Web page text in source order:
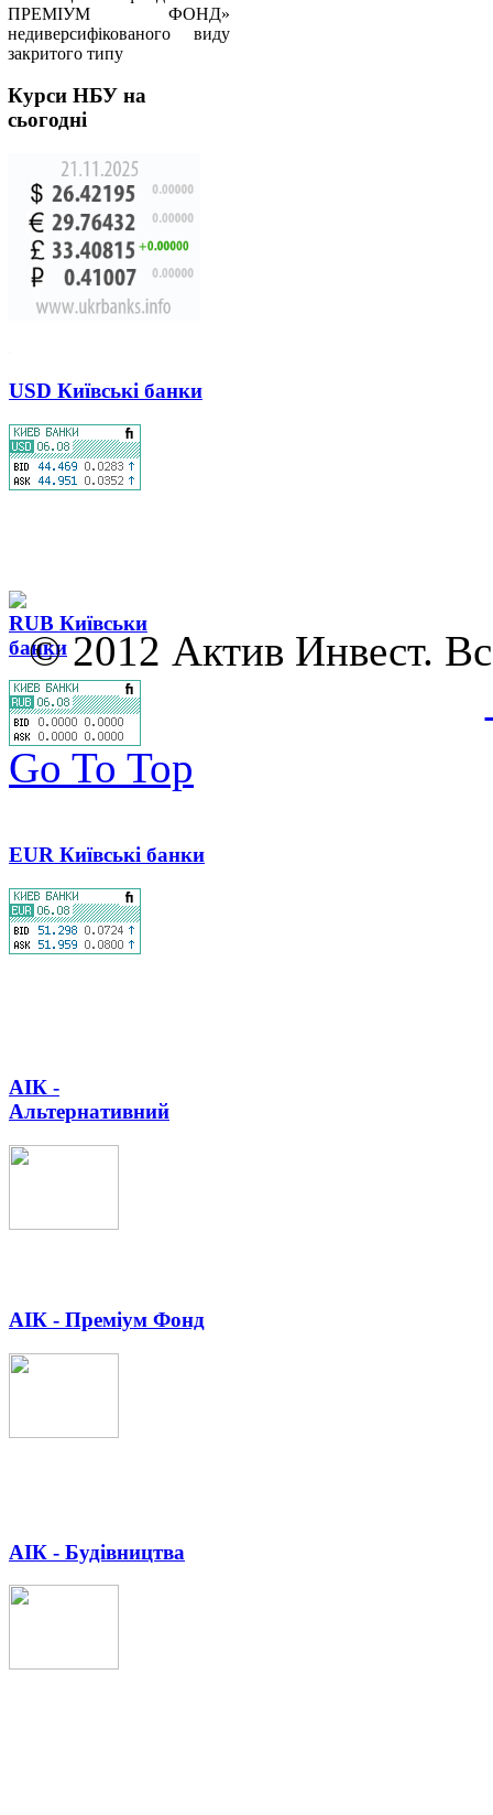
ПРЕМІУМ ФОНД»
недиверсифікованого виду
закритого типу
Курси НБУ на
сьогодні
USD Київські банки
RUB Київськи
банки
EUR Київські банки
АІК -
Альтернативний
АІК - Преміум Фонд
АІК - Будівництва
© 2012 Актив Инвест.
Go To Top